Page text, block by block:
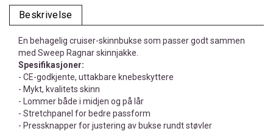
Beskrivelse
En behagelig cruiser-skinnbukse som passer godt sammen
med Sweep Ragnar skinnjakke.
Spesifikasjoner:
- CE-godkjente, uttakbare knebeskyttere
- Mykt, kvalitets skinn
- Lommer både i midjen og på lår
- Stretchpanel for bedre passform
- Pressknapper for justering av bukse rundt støvler